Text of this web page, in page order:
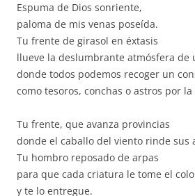
Espuma de Dios sonriente,
paloma de mis venas poseída.
Tu frente de girasol en éxtasis
llueve la deslumbrante atmósfera de
donde todos podemos recoger un
como tesoros, conchas o astros por la
Tu frente, que avanza provincias
donde el caballo del viento rinde sus
Tu hombro reposado de arpas
para que cada criatura le tome el
y te lo entregue.